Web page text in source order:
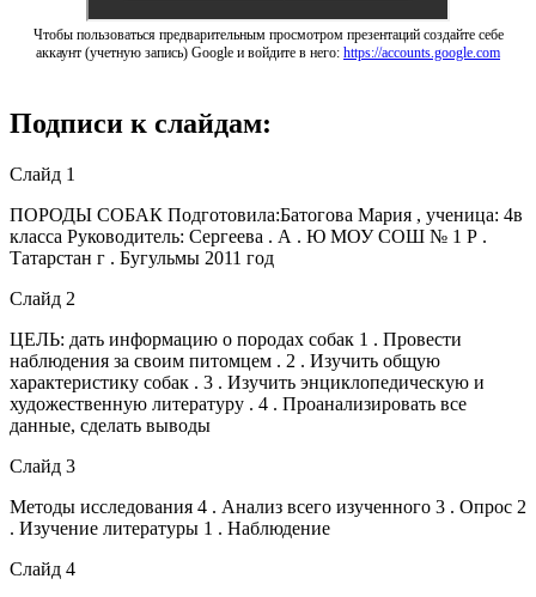
Чтобы пользоваться предварительным просмотром презентаций создайте себе
аккаунт (учетную запись) Google и войдите в него: https://accounts.google.com
Подписи к слайдам:
Слайд 1
ПОРОДЫ СОБАК Подготовила:Батогова Мария , ученица: 4в
класса Руководитель: Сергеева . А . Ю МОУ СОШ № 1 Р .
Татарстан г . Бугульмы 2011 год
Слайд 2
ЦЕЛЬ: дать информацию о породах собак 1 . Провести
наблюдения за своим питомцем . 2 . Изучить общую
характеристику собак . 3 . Изучить энциклопедическую и
художественную литературу . 4 . Проанализировать все
данные, сделать выводы
Слайд 3
Методы исследования 4 . Анализ всего изученного 3 . Опрос 2
. Изучение литературы 1 . Наблюдение
Слайд 4